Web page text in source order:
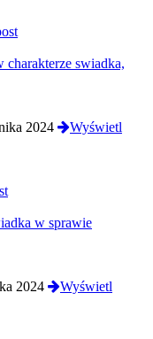
charakterze swiadka,
2024
Wyświetl
w sprawie
2024
Wyświetl